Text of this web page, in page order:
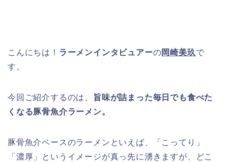
こんにちは！ ラーメンインタビュアーの岡崎美玖 で
す。
今回ご紹介するのは、
旨味が詰まった毎日でも食べた
くなる豚骨魚介ラーメン。
豚骨魚介ベースのラーメンといえば、「こってり」
「濃厚」というイメージが真っ先に湧きますが、どこ